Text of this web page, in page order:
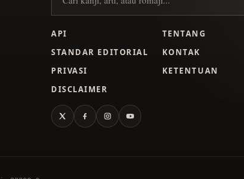
Cari kanji
API
TENTANG
STANDAR EDITORIAL
KONTAK
PRIVASI
KETENTUAN
DISCLAIMER
X FacebookInstagramYouTube